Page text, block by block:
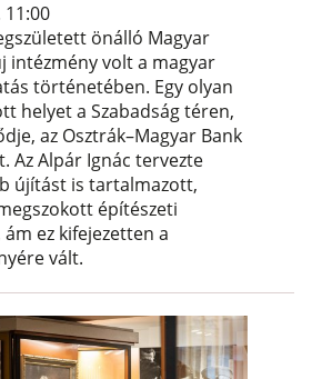
11:00
önálló Magyar
intézmény volt a magyar
történetében. Egy olyan
helyet a Szabadság téren,
az Osztrák–Magyar Bank
Az Alpár Ignác tervezte
újítást is tartalmazott,
építészeti
ez kifejezetten a
vált.